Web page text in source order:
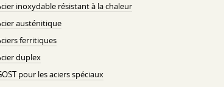
inoxydable résistant à la chaleur
austénitique
ferritiques
duplex
pour les aciers spéciaux